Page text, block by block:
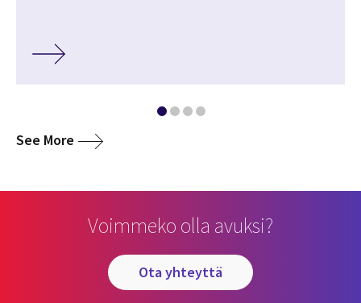
See More media
Voimmeko olla avuksi?
ota yhteyttä